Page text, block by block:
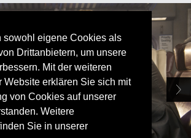
sowohl eigene Cookies als
Drittanbietern, um unsere
Mit der weiteren
Website erklären Sie sich mit
von Cookies auf unserer
Weitere
Sie in unserer